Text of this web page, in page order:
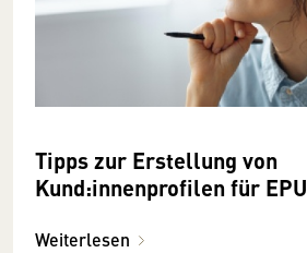
Tipps zur Erstellung von
Kund:innenprofilen für EPU
Weiterlesen